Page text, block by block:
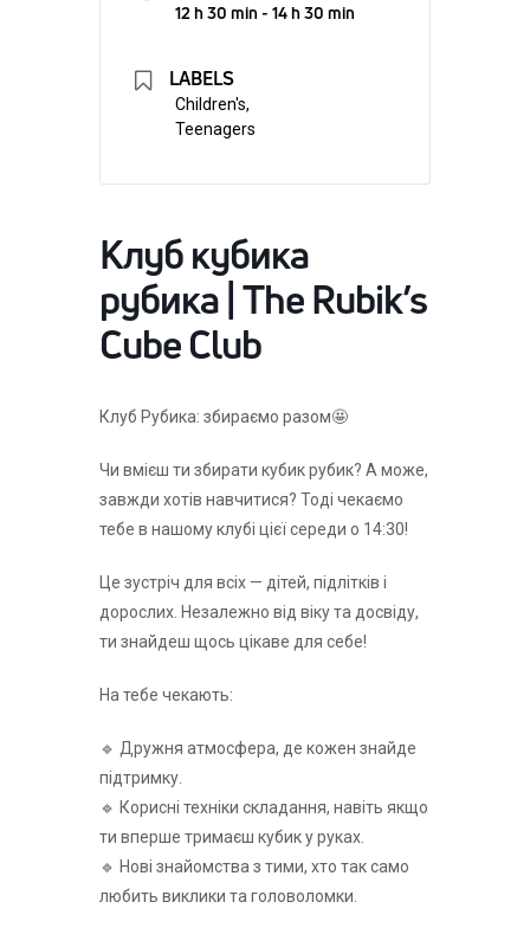
12 h 30 min - 14 h 30 min
LABELS
Children's,
Teenagers
Клуб кубика
рубика | The Rubik’s
Cube Club
Клуб Рубика: збираємо разом🤩
Чи вмієш ти збирати кубик рубик? А може,
завжди хотів навчитися? Тоді чекаємо
тебе в нашому клубі цієї середи о 14:30!
Це зустріч для всіх — дітей, підлітків і
дорослих. Незалежно від віку та досвіду,
ти знайдеш щось цікаве для себе!
На тебе чекають:
🔹 Дружня атмосфера, де кожен знайде
підтримку.
🔹 Корисні техніки складання, навіть якщо
ти вперше тримаєш кубик у руках.
🔹 Нові знайомства з тими, хто так само
любить виклики та головоломки.